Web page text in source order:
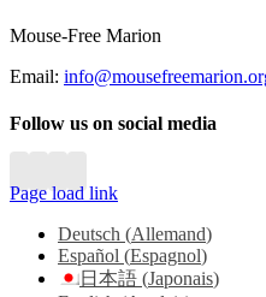
Bar
Mouse-Free Marion
Email:
Follow us on social media
Page load link
Deutsch (Allemand)
Español (Espagnol)
日本語 (Japonais)